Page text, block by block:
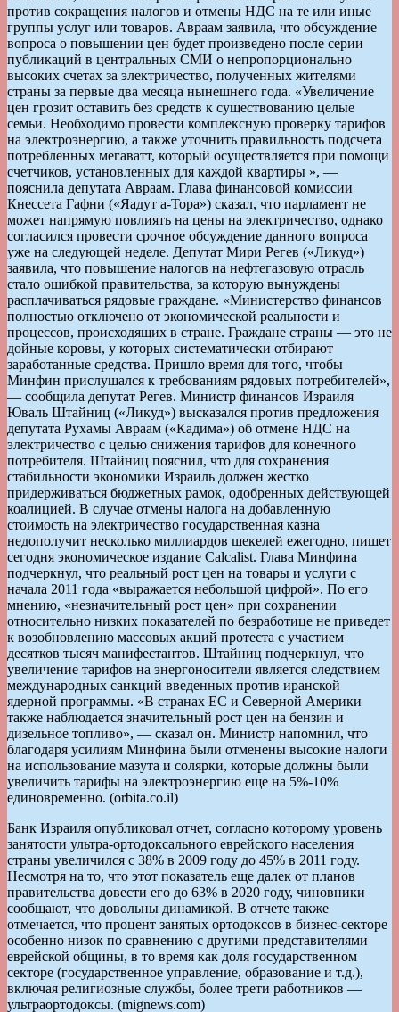
против сокращения налогов и отмены НДС на те или иные
группы услуг или товаров. Авраам заявила, что обсуждение
вопроса о повышении цен будет произведено после серии
публикаций в центральных СМИ о непропорционально
высоких счетах за электричество, полученных жителями
страны за первые два месяца нынешнего года. «Увеличение
цен грозит оставить без средств к существованию целые
семьи. Необходимо провести комплексную проверку тарифов
на электроэнергию, а также уточнить правильность подсчета
потребленных мегаватт, который осуществляется при помощи
счетчиков, установленных для каждой квартиры », —
пояснила депутата Авраам. Глава финансовой комиссии
Кнессета Гафни («Яадут а-Тора») сказал, что парламент не
может напрямую повлиять на цены на электричество, однако
согласился провести срочное обсуждение данного вопроса
уже на следующей неделе. Депутат Мири Регев («Ликуд»)
заявила, что повышение налогов на нефтегазовую отрасль
стало ошибкой правительства, за которую вынуждены
расплачиваться рядовые граждане. «Министерство финансов
полностью отключено от экономической реальности и
процессов, происходящих в стране. Граждане страны — это не
дойные коровы, у которых систематически отбирают
заработанные средства. Пришло время для того, чтобы
Минфин прислушался к требованиям рядовых потребителей»,
— сообщила депутат Регев. Министр финансов Израиля
Юваль Штайниц («Ликуд») высказался против предложения
депутата Рухамы Авраам («Кадима») об отмене НДС на
электричество с целью снижения тарифов для конечного
потребителя. Штайниц пояснил, что для сохранения
стабильности экономики Израиль должен жестко
придерживаться бюджетных рамок, одобренных действующей
коалицией. В случае отмены налога на добавленную
стоимость на электричество государственная казна
недополучит несколько миллиардов шекелей ежегодно, пишет
сегодня экономическое издание Calcalist. Глава Минфина
подчеркнул, что реальный рост цен на товары и услуги с
начала 2011 года «выражается небольшой цифрой». По его
мнению, «незначительный рост цен» при сохранении
относительно низких показателей по безработице не приведет
к возобновлению массовых акций протеста с участием
десятков тысяч манифестантов. Штайниц подчеркнул, что
увеличение тарифов на энергоносители является следствием
международных санкций введенных против иранской
ядерной программы. «В странах ЕС и Северной Америки
также наблюдается значительный рост цен на бензин и
дизельное топливо», — сказал он. Министр напомнил, что
благодаря усилиям Минфина были отменены высокие налоги
на использование мазута и солярки, которые должны были
увеличить тарифы на электроэнергию еще на 5%-10%
единовременно. (orbita.co.il)
Банк Израиля опубликовал отчет, согласно которому уровень
занятости ультра-ортодоксального еврейского населения
страны увеличился с 38% в 2009 году до 45% в 2011 году.
Несмотря на то, что этот показатель еще далек от планов
правительства довести его до 63% в 2020 году, чиновники
сообщают, что довольны динамикой. В отчете также
отмечается, что процент занятых ортодоксов в бизнес-секторе
особенно низок по сравнению с другими представителями
еврейской общины, в то время как доля государственном
секторе (государственное управление, образование и т.д.),
включая религиозные службы, более трети работников —
ультраортодоксы. (mignews.com)